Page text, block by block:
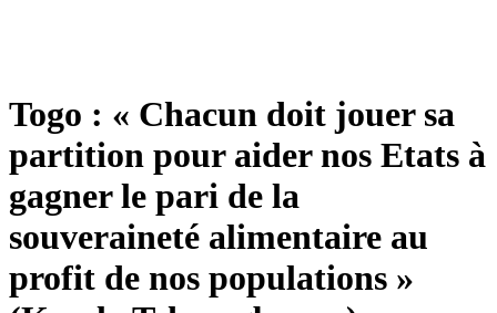
Togo : « Chacun doit jouer sa
partition pour aider nos Etats à
gagner le pari de la
souveraineté alimentaire au
profit de nos populations »